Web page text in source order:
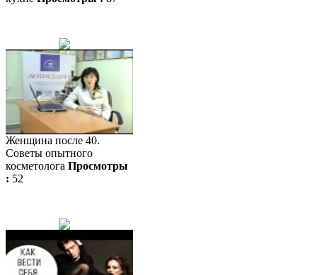
Женщина после 40.
Советы опытного
косметолога Просмотры
: 52